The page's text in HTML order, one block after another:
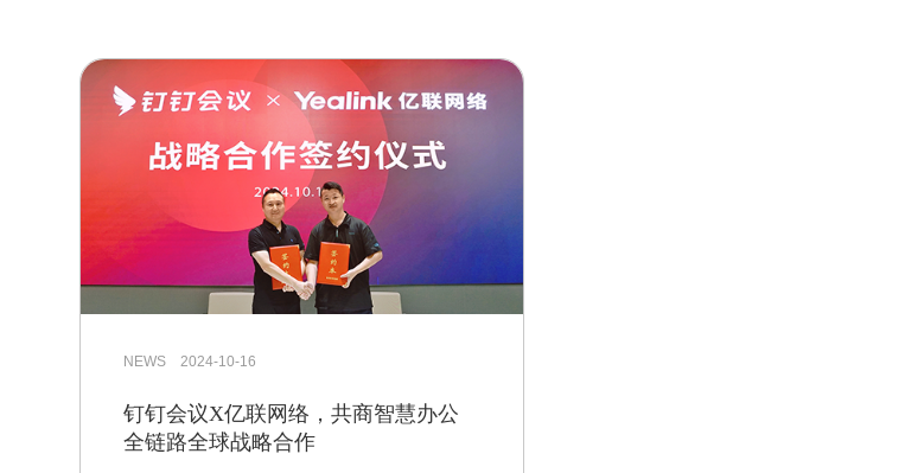
NEWS 2024-10-16
钉钉会议X亿联网络，共商智慧办公
全链路全球战略合作